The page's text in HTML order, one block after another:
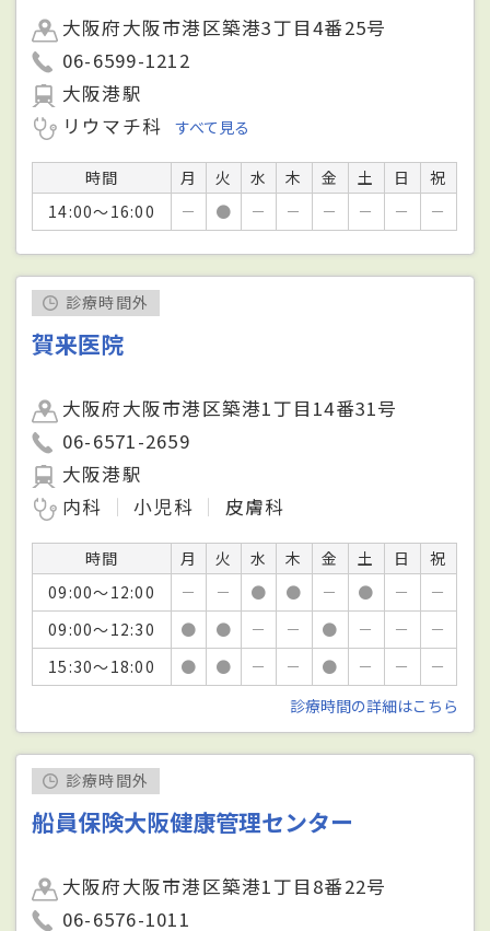
大阪府大阪市港区築港3丁目4番25号
06-6599-1212
大阪港駅
リウマチ科
すべて見る
時間 月 火 水 木 金 土 日
祝
14:00～16:00
－ ● － － － － － －
診療時間外
賀来医院
大阪府大阪市港区築港1丁目14番31号
06-6571-2659
大阪港駅
内科
小児科 皮膚科
時間 月 火 水 木 金 土 日
祝
09:00～12:00
－ － ● ● － ● －
－
09:00～12:30
● ● － － ● － －
－
15:30～18:00
● ● － － ● － －
－
診療時間の詳細はこちら
診療時間外
船員保険大阪健康管理センター
大阪府大阪市港区築港1丁目8番22号
06-6576-1011